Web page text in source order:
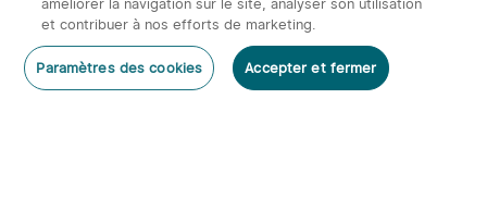
améliorer la navigation sur le site, analyser son utilisation
et contribuer à nos efforts de marketing.
Paramètres des cookies Accepter et fermer